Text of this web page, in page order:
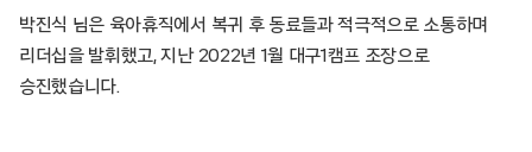
박진식 님은 육아휴직에서 복귀 후 동료들과 적극적으로 소통하며
리더십을 발휘했고, 지난 2022년 1월 대구1캠프 조장으로
승진했습니다.